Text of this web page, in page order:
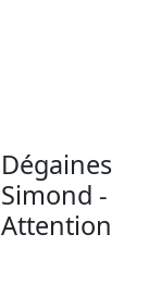
Dégaines
Simond -
Attention